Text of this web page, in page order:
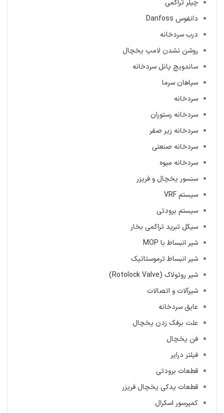
چیلر تراکمی
دانفوس Danfoss
درب سردخانه
روشن نشدن لامپ یخچال
ساندویچ پانل سردخانه
سپاهان سرما
سردخانه
سردخانه رستوران
سردخانه زیر صفر
سردخانه صنعتی
سردخانه میوه
سنسور یخچال و فریزر
سیستم VRF
سیستم برودتی
سیکل تبرید تراکمی بخار
شیر انبساط با MOP
شیر انبساط ترموستاتیک
شیر روتولاک (Rotolock Valve)
شیرآلات و اتصالات
عایق سردخانه
علت برفک زدن یخچال
فن یخچال
فیلتر درایر
قطعات برودتی
قطعات یدکی یخچال فریزر
کمپرسور اسکرال